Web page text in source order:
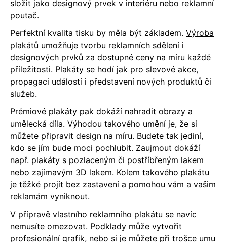
složit jako designový prvek v interiéru nebo reklamní
poutač.
Perfektní kvalita tisku by měla být základem. Výroba
plakátů umožňuje tvorbu reklamních sdělení i
designových prvků za dostupné ceny na míru každé
příležitosti. Plakáty se hodí jak pro slevové akce,
propagaci událostí i představení nových produktů či
služeb.
Prémiové plakáty pak dokáží nahradit obrazy a
umělecká díla. Výhodou takového umění je, že si
můžete připravit design na míru. Budete tak jediní,
kdo se jím bude moci pochlubit. Zaujmout dokáží
např. plakáty s pozlaceným či postříbřeným lakem
nebo zajímavým 3D lakem. Kolem takového plakátu
je těžké projít bez zastavení a pomohou vám a vašim
reklamám vyniknout.
V přípravě vlastního reklamního plakátu se navíc
nemusíte omezovat. Podklady může vytvořit
profesionální grafik, nebo si je můžete při trošce umu